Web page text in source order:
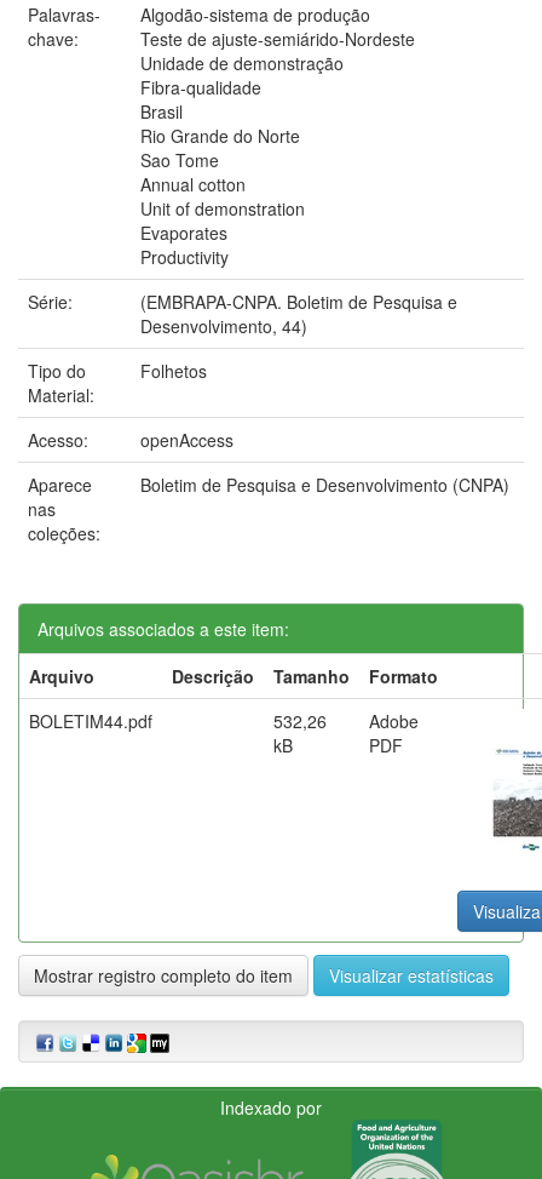
Palavras-
chave:
Algodão-sistema de produção
Teste de ajuste-semiárido-Nordeste
Unidade de demonstração
Fibra-qualidade
Brasil
Rio Grande do Norte
Sao Tome
Annual cotton
Unit of demonstration
Evaporates
Productivity
Série:
(EMBRAPA-CNPA. Boletim de Pesquisa e
Desenvolvimento, 44)
Tipo do
Material:
Folhetos
Acesso:
openAccess
Aparece
nas
coleções:
Boletim de Pesquisa e Desenvolvimento (CNPA)
Arquivos associados a este item:
Arquivo
Descrição Tamanho
Formato
BOLETIM44.pdf
532,26
kB
Adobe
PDF
Mostrar registro completo do item Visualizar estatísticas
Indexado por